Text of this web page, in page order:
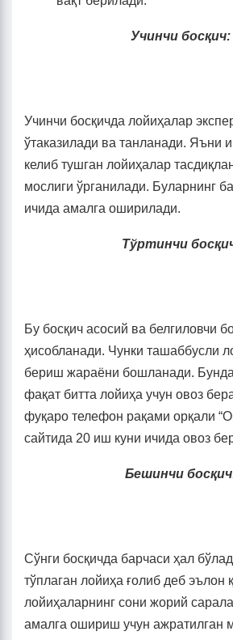
Учинчи босқич:
Учинчи босқичда лойиҳалар
ўтаказилади ва танланади. Яъни
келиб тушган лойиҳалар
мослиги ўрганилади. Буларнинг
ичида амалга оширилади.
Тўртинчи
Бу босқич асосий ва белгиловчи
ҳисобланади. Чунки ташаббусли
бериш жараёни бошланади.
фақат битта лойиҳа учун овоз
фуқаро телефон рақами орқали
сайтида 20 иш куни ичида овоз
Бешинчи
Сўнги босқичда барчаси ҳал
тўплаган лойиҳа ғолиб деб эълон
лойиҳаларнинг сони жорий
амалга ошириш учун ажратилган